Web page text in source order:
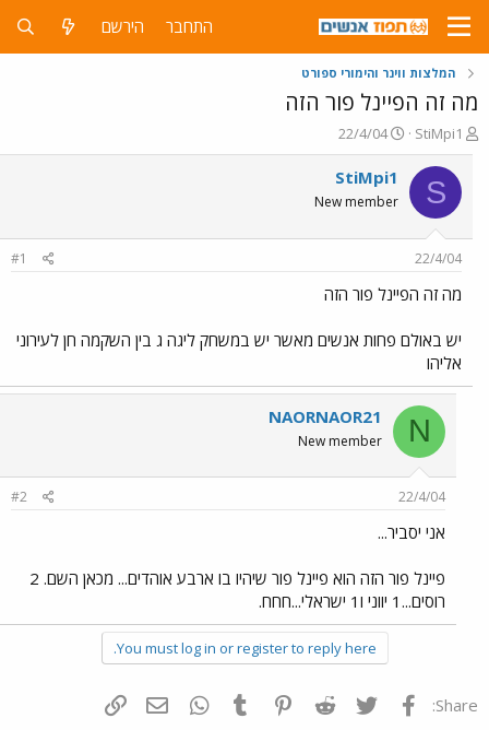
התחבר הירשם
המלצות ווינר והימורי ספורט
מה זה הפיינל פור הזה
פ
ו
ת
ח
ה
ש
א
StiMpi1
פ
ו
ר
ם
ר
22/4/04
S
StiMpi1
New member
22/4/04
#1
מה זה הפיינל פור הזה
יש באולם פחות אנשים מאשר יש במשחק ליגה ג בין השקמה חן לעירוני
אליהו
N
NAORNAOR21
New member
22/4/04
#2
אני יסביר...
פיינל פור הזה הוא פיינל פור שיהיו בו ארבע אוהדים... מכאן השם. 2
רוסים...1 יווני ו1 ישראלי...חחח.
You must log in or register to reply here.
Share: פייסבוק Twitter
Reddit
Pinterest
Tumblr
WhatsAppדואר אלקטרוני